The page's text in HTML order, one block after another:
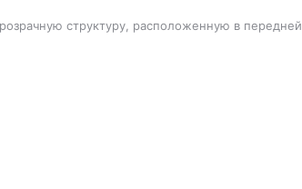
структуру, расположенную в передней